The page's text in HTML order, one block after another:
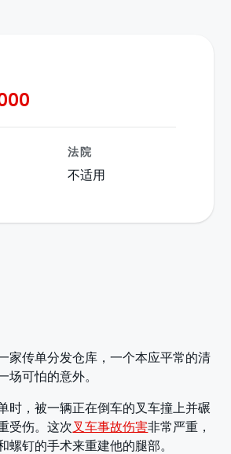
法院
不适用
家传单分发仓库，一个本应平常的清
场可怕的意外。
时，被一辆正在倒车的叉车撞上并碾
受伤。这次叉车事故伤害非常严重，
螺钉的手术来重建他的腿部。